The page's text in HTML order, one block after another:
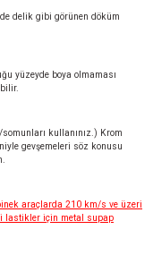
delik gibi görünen döküm
yüzeyde boya olmaması
kullanınız.) Krom
gevşemeleri söz konusu
araçlarda 210 km/s ve üzeri
lastikler için metal supap